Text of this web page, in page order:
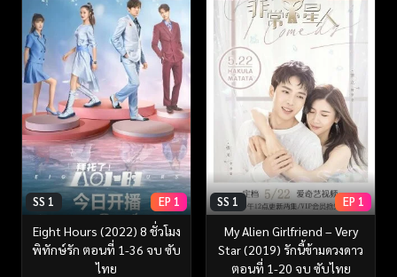
SS 1 EP 1
Eight Hours (2022) 8 ชั่วโมง
พิทักษ์รัก ตอนที่ 1-36 จบ ซับ
ไทย
SS 1 EP 1
My Alien Girlfriend – Very
Star (2019) รักนี้ข้ามดวงดาว
ตอนที่ 1-20 จบ ซับไทย